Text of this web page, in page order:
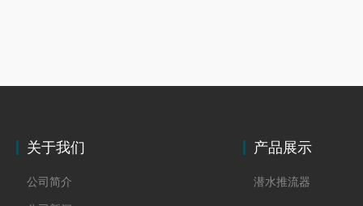
关于我们
公司简介
产品展示
潜水推流器